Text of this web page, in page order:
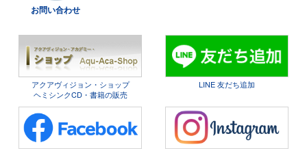
お問い合わせ
アクアヴィジョン・ショップ
ヘミシンクCD・書籍の販売
LINE 友だち追加